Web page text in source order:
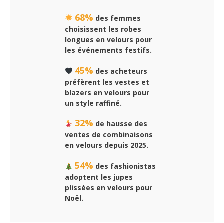
68% des femmes
choisissent les robes
longues en velours pour
les événements festifs.
45% des acheteurs
préfèrent les vestes et
blazers en velours pour
un style raffiné.
32% de hausse des
ventes de combinaisons
en velours depuis 2025.
54% des fashionistas
adoptent les jupes
plissées en velours pour
Noël.